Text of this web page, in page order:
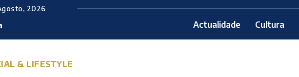
2026
Actualidade Cultura
& LIFESTYLE